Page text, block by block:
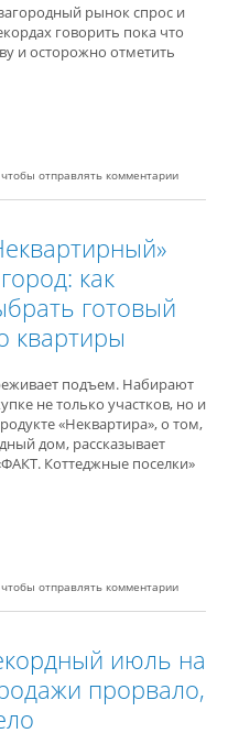
рынок спрос и
говорить пока что
и осторожно отметить
отправлять комментарии
как
готовый
квартиры
подъем. Набирают
не только участков, но и
«Неквартира», о том,
дом, рассказывает
Коттеджные поселки»
отправлять комментарии
июль на
прорвало,